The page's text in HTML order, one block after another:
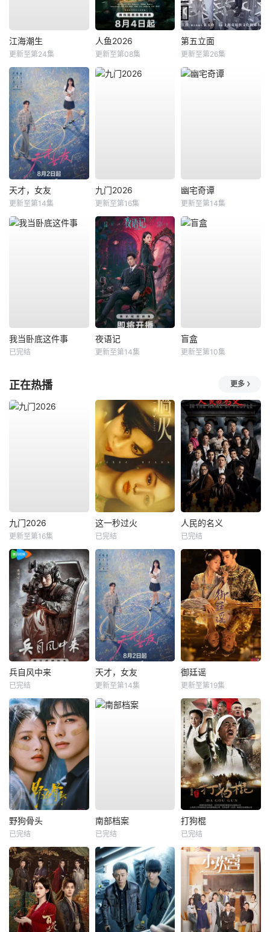
江海潮生
更新至第24集
人鱼2026
更新至第08集
第五立面
更新至第26集
天才，女友
更新至第14集
九门2026
更新至第16集
幽宅奇谭
更新至第14集
我当卧底这件事
已完结
夜语记
更新至第14集
盲盒
更新至第10集
正在热播 更多
九门2026
更新至第16集
这一秒过火
已完结
人民的名义
已完结
兵自风中来
已完结
天才，女友
更新至第14集
御廷谣
更新至第19集
野狗骨头
已完结
南部档案
已完结
打狗棍
已完结